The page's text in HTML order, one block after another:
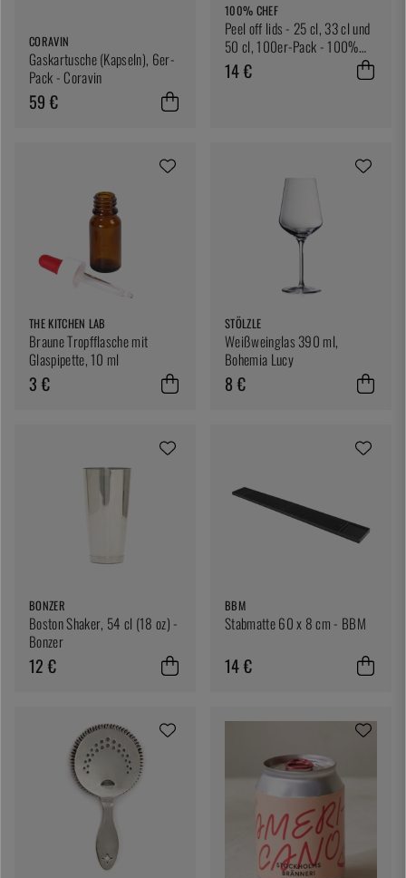
CORAVIN
Gaskartusche (Kapseln), 6er-
Pack - Coravin
59 €
100% CHEF
Peel off lids - 25 cl, 33 cl und
50 cl, 100er-Pack - 100%
Chef
14 €
THE KITCHEN LAB
Braune Tropfflasche mit
Glaspipette, 10 ml
3 €
STÖLZLE
Weißweinglas 390 ml,
Bohemia Lucy
8 €
BONZER
Boston Shaker, 54 cl (18 oz) -
Bonzer
12 €
BBM
Stabmatte 60 x 8 cm - BBM
14 €